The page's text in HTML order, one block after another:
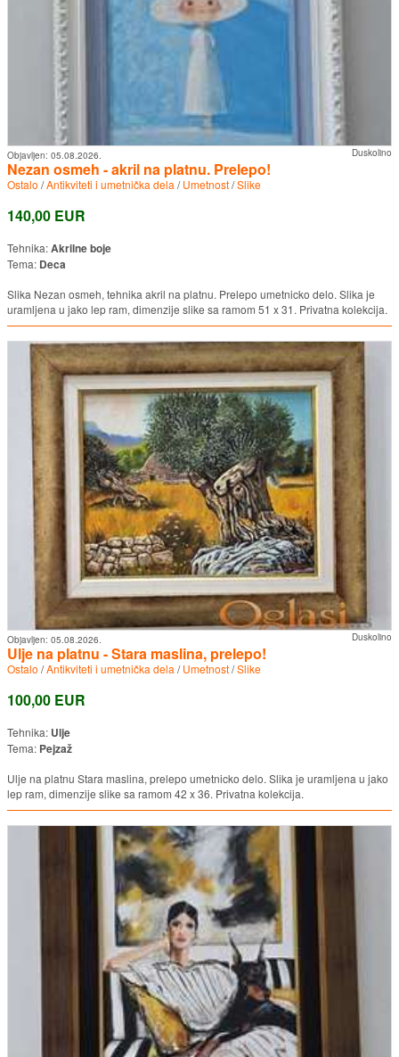
Duskolino
Objavljen: 05.08.2026.
Nezan osmeh - akril na platnu. Prelepo!
Ostalo /Antikviteti i umetnička dela /Umetnost/Slike
140,00 EUR
Tehnika:Akrilne boje
Tema: Deca
Slika Nezan osmeh, tehnika akril na platnu. Prelepo umetnicko delo. Slika je
uramljena u jako lep ram, dimenzije slike sa ramom 51 x 31. Privatna kolekcija.
Duskolino
Objavljen: 05.08.2026.
Ulje na platnu - Stara maslina, prelepo!
Ostalo /Antikviteti i umetnička dela /Umetnost/Slike
100,00 EUR
Tehnika: Ulje
Tema: Pejzaž
Ulje na platnu Stara maslina, prelepo umetnicko delo. Slika je uramljena u jako
lep ram, dimenzije slike sa ramom 42 x 36. Privatna kolekcija.